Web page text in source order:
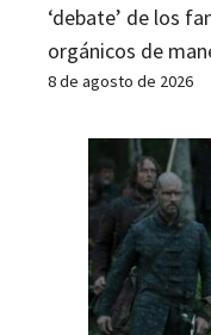
‘debate’ de los
orgánicos de
8 de agosto de 2026